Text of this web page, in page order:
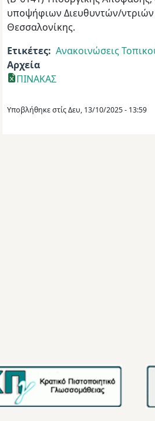
υποψήφιων Διευθυντών/
Θεσσαλονίκης.
Ετικέτες
Ανακοινώσεις
Αρχεία
ΠΙΝΑΚΑΣ
Υποβλήθηκε στίςΔευ, 13/10/2025 - 13:59